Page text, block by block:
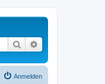
Suche
Anmelden